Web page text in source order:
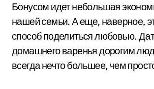
Бонусом идет небольшая
нашей семьи. А еще, наверное,
способ поделиться любовью.
домашнего варенья дорогим
всегда нечто большее, чем